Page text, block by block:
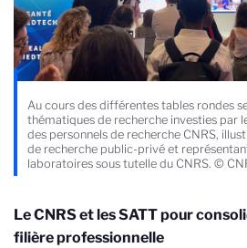
Au cours des différentes tables rondes
thématiques de recherche investies par
des personnels de recherche CNRS,
de recherche public-privé et
laboratoires sous tutelle du CNRS. ©
Le CNRS et les SATT pour
filière professionnelle